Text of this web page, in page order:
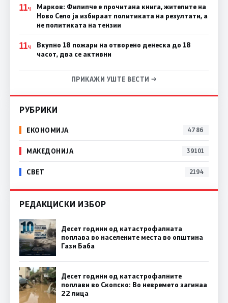
11Ч
Марков: Филипче е прочитана книга, жителите на
Ново Село ја избираат политиката на резултати, а
не политиката на тензии
11Ч
Вкупно 18 пожари на отворено денеска до 18
часот, два се активни
ПРИКАЖИ УШТЕ ВЕСТИ →
РУБРИКИ
ЕКОНОМИЈА 4786
МАКЕДОНИЈА 39101
СВЕТ 2194
РЕДАКЦИСКИ ИЗБОР
Десет години од катастрофалната
поплава во населените места во општина
Гази Баба
Десет години од катастрофалните
поплави во Скопско: Во невремето загинаа
22 лица